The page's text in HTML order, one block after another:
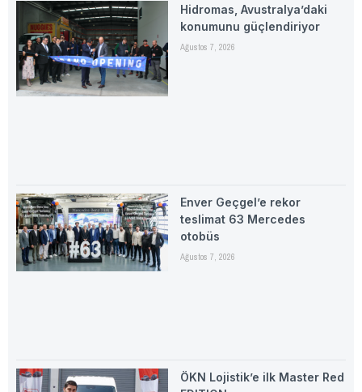
Hidromas, Avustralya’daki
konumunu güçlendiriyor
Ağustos 7, 2026
Enver Geçgel’e rekor
teslimat 63 Mercedes
otobüs
Ağustos 7, 2026
ÖKN Lojistik’e ilk Master Red